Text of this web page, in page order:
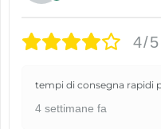
4/5
tempi di consegna rapidi
4 settimane fa